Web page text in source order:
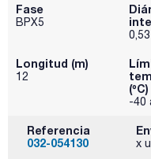
Fase
BPX5
0,53
Longitud (m)
12
(ºC)
-40
Referencia
032-054130
x